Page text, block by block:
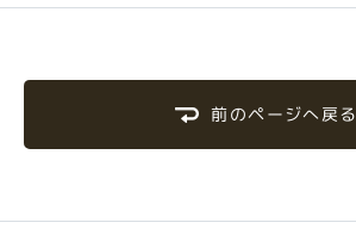
前のページへ戻る